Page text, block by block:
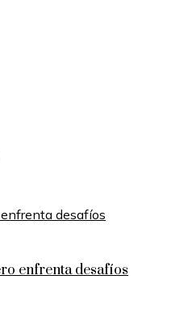
enfrenta desafíos